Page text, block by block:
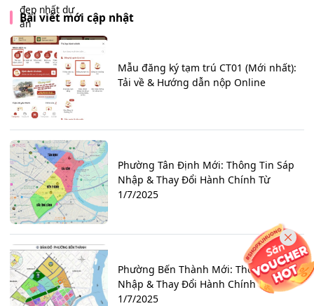
Bài viết mới cập nhật
Mẫu đăng ký tạm trú CT01 (Mới nhất):
Tải về & Hướng dẫn nộp Online
Phường Tân Định Mới: Thông Tin Sáp
Nhập & Thay Đổi Hành Chính Từ
1/7/2025
Phường Bến Thành Mới: Thông Tin Sáp
Nhập & Thay Đổi Hành Chính Từ
1/7/2025